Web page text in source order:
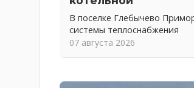
В поселке Глебычево
системы теплоснабжения
07 августа 2026